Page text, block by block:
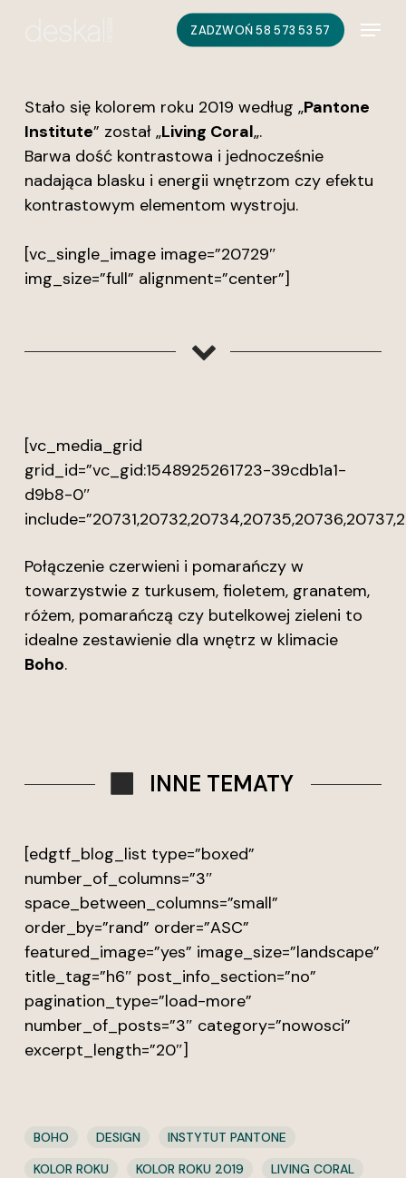
ZADZWOŃ 58 573 53 57 Menu
Stało się kolorem roku 2019 według „Pantone
Institute” został „Living Coral„.
Barwa dość kontrastowa i jednocześnie
nadająca blasku i energii wnętrzom czy efektu
kontrastowym elementom wystroju.
[vc_single_image image=”20729″
img_size=”full” alignment=”center”]
[vc_media_grid
grid_id=”vc_gid:1548925261723-39cdb1a1-
d9b8-0″
Połączenie czerwieni i pomarańczy w
towarzystwie z turkusem, fioletem, granatem,
różem, pomarańczą czy butelkowej zieleni to
idealne zestawienie dla wnętrz w klimacie
Boho.
INNE TEMATY
[edgtf_blog_list type=”boxed”
number_of_columns=”3″
space_between_columns=”small”
order_by=”rand” order=”ASC”
featured_image=”yes” image_size=”landscape”
title_tag=”h6″ post_info_section=”no”
pagination_type=”load-more”
number_of_posts=”3″ category=”nowosci”
excerpt_length=”20″]
BOHO DESIGN
INSTYTUT PANTONE
KOLOR ROKU
KOLOR ROKU 2019
LIVING CORAL